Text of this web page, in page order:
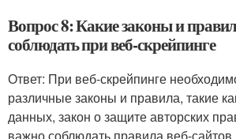
Вопрос 8: Какие законы и
соблюдать при веб-скрейпинге
Ответ: При веб-скрейпинге
различные законы и правила, такие
данных, закон о защите авторских